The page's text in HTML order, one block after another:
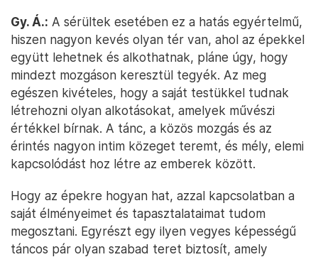
Gy. Á.: A sérültek esetében ez a hatás egyértelmű,
hiszen nagyon kevés olyan tér van, ahol az épekkel
együtt lehetnek és alkothatnak, pláne úgy, hogy
mindezt mozgáson keresztül tegyék. Az meg
egészen kivételes, hogy a saját testükkel tudnak
létrehozni olyan alkotásokat, amelyek művészi
értékkel bírnak. A tánc, a közös mozgás és az
érintés nagyon intim közeget teremt, és mély, elemi
kapcsolódást hoz létre az emberek között.
Hogy az épekre hogyan hat, azzal kapcsolatban a
saját élményeimet és tapasztalataimat tudom
megosztani. Egyrészt egy ilyen vegyes képességű
táncos pár olyan szabad teret biztosít, amely